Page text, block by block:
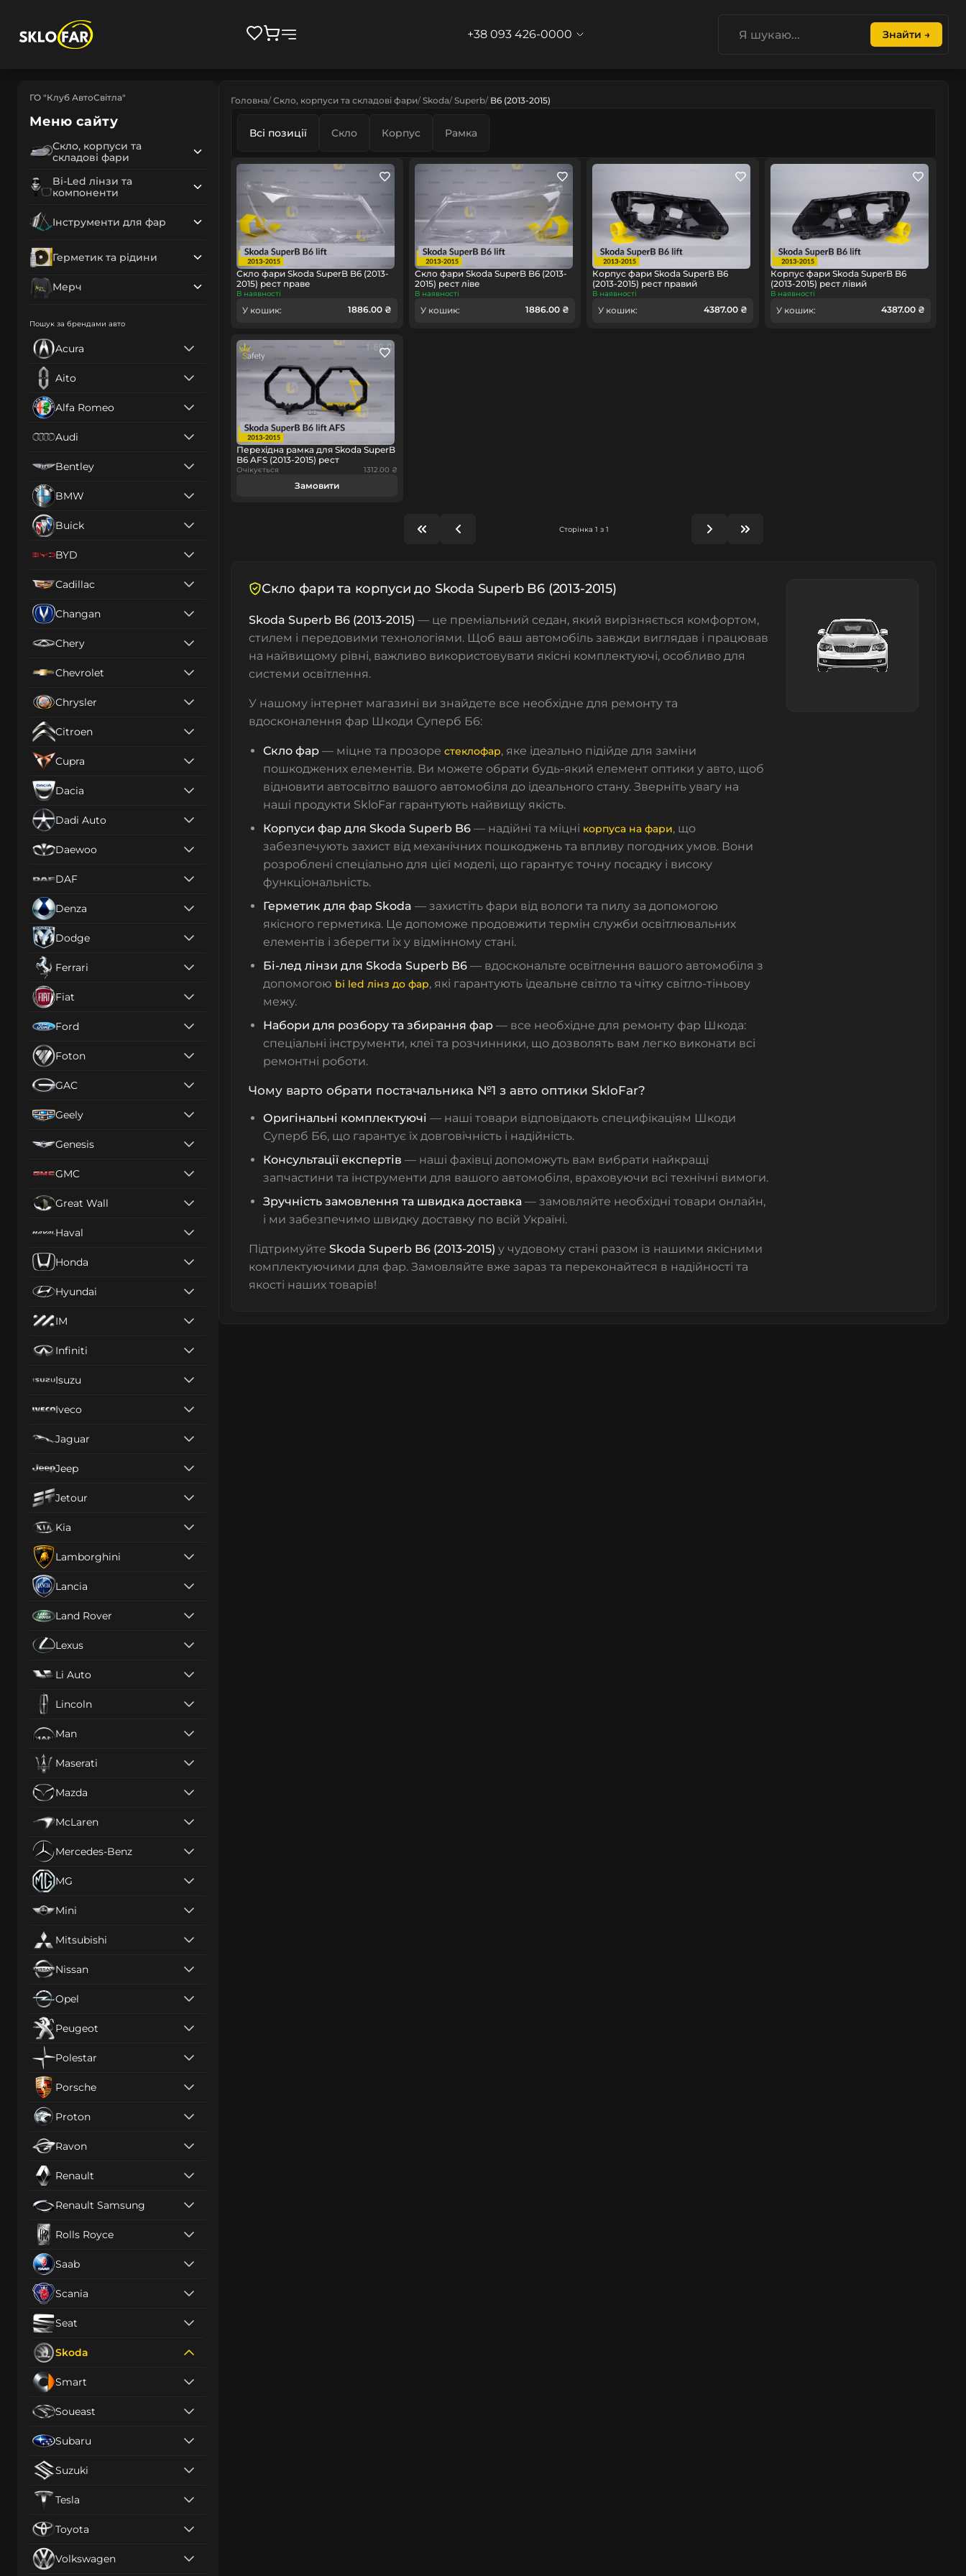
+38 093 426-0000 Знайти →
ГО "Клуб АвтоСвітла"
Меню сайту
Скло, корпуси та
складові фари
Bi-Led лінзи та
компоненти
Інструменти для фар
Герметик та рідини
Мерч
Пошук за брендами авто
Acura
Aito
Alfa Romeo
Audi
Bentley
BMW
Buick
BYD
Cadillac
Changan
Chery
Chevrolet
Chrysler
Citroen
Cupra
Dacia
Dadi Auto
Daewoo
DAF
Denza
Dodge
Ferrari
Fiat
Ford
Foton
GAC
Geely
Genesis
GMC
Great Wall
Haval
Honda
Hyundai
IM
Infiniti
Isuzu
Iveco
Jaguar
Jeep
Jetour
Kia
Lamborghini
Lancia
Land Rover
Lexus
Li Auto
Lincoln
Man
Maserati
Mazda
McLaren
Mercedes-Benz
MG
Mini
Mitsubishi
Nissan
Opel
Peugeot
Polestar
Porsche
Proton
Ravon
Renault
Renault Samsung
Rolls Royce
Saab
Scania
Seat
Skoda
Smart
Soueast
Subaru
Suzuki
Tesla
Toyota
Volkswagen
Головна Скло, корпуси та складові фари Skoda Superb B6 (2013-2015)
Всі позиції Скло Корпус Рамка
Скло фари Skoda SuperB B6 (2013-
2015) рест праве
В наявності
У кошик: 1886.00 ₴
Скло фари Skoda SuperB B6 (2013-
2015) рест ліве
В наявності
У кошик: 1886.00 ₴
Корпус фари Skoda SuperB B6
(2013-2015) рест правий
В наявності
У кошик: 4387.00 ₴
Корпус фари Skoda SuperB B6
(2013-2015) рест лівий
В наявності
У кошик: 4387.00 ₴
Перехідна рамка для Skoda SuperB
B6 AFS (2013-2015) рест
Очікується 1312.00 ₴
Замовити
Сторінка 1 з 1
Скло фари та корпуси до Skoda Superb B6 (2013-2015)
Skoda Superb B6 (2013-2015) — це преміальний седан, який вирізняється комфортом,
стилем і передовими технологіями. Щоб ваш автомобіль завжди виглядав і працював
на найвищому рівні, важливо використовувати якісні комплектуючі, особливо для
системи освітлення.
У нашому інтернет магазині ви знайдете все необхідне для ремонту та
вдосконалення фар Шкоди Суперб Б6:
Скло фар — міцне та прозоре стеклофар, яке ідеально підійде для заміни
пошкоджених елементів. Ви можете обрати будь-який елемент оптики у авто, щоб
відновити автосвітло вашого автомобіля до ідеального стану. Зверніть увагу на
наші продукти SkloFar гарантують найвищу якість.
Корпуси фар для Skoda Superb B6 — надійні та міцні корпуса на фари, що
забезпечують захист від механічних пошкоджень та впливу погодних умов. Вони
розроблені спеціально для цієї моделі, що гарантує точну посадку і високу
функціональність.
Герметик для фар Skoda — захистіть фари від вологи та пилу за допомогою
якісного герметика. Це допоможе продовжити термін служби освітлювальних
елементів і зберегти їх у відмінному стані.
Бі-лед лінзи для Skoda Superb B6 — вдоскональте освітлення вашого автомобіля з
допомогою bi led лінз до фар, які гарантують ідеальне світло та чітку світло-тіньову
межу.
Набори для розбору та збирання фар — все необхідне для ремонту фар Шкода:
спеціальні інструменти, клеї та розчинники, що дозволять вам легко виконати всі
ремонтні роботи.
Чому варто обрати постачальника №1 з авто оптики SkloFar?
Оригінальні комплектуючі — наші товари відповідають специфікаціям Шкоди
Суперб Б6, що гарантує їх довговічність і надійність.
Консультації експертів — наші фахівці допоможуть вам вибрати найкращі
запчастини та інструменти для вашого автомобіля, враховуючи всі технічні вимоги.
Зручність замовлення та швидка доставка — замовляйте необхідні товари онлайн,
і ми забезпечимо швидку доставку по всій Україні.
Підтримуйте Skoda Superb B6 (2013-2015) у чудовому стані разом із нашими якісними
комплектуючими для фар. Замовляйте вже зараз та переконайтеся в надійності та
якості наших товарів!